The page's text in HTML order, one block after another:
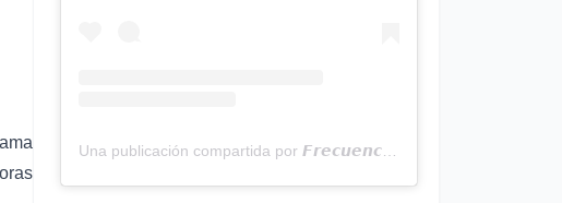
Una publicación compartida por 𝙁𝙧𝙚𝙘𝙪𝙚𝙣𝙘𝙞𝙖 𝙉𝙤𝙩𝙞𝙘𝙞𝙖𝙨 | Programa Radial (@frecuencianoticias)